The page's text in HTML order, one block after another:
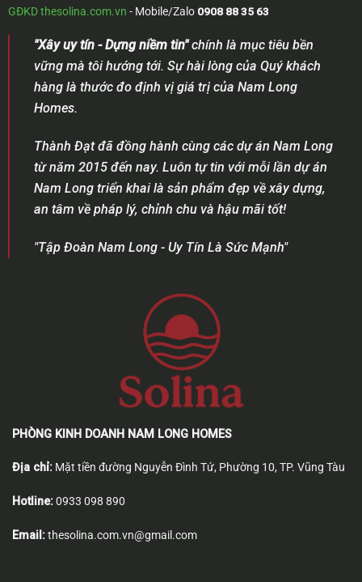
GĐKDthesolina.com.vn - Mobile/Zalo 0908 88 35 63
"Xây uy tín - Dựng niềm tin"chính là mục tiêu bền
vững mà tôi hướng tới. Sự hài lòng của Quý khách
hàng là thước đo định vị giá trị của Nam Long
Homes.
Thành Đạt đã đồng hành cùng các dự án Nam Long
từ năm 2015 đến nay. Luôn tự tin với mỗi lần dự án
Nam Long triển khai là sản phẩm đẹp về xây dựng,
an tâm về pháp lý, chỉnh chu và hậu mãi tốt!
"Tập Đoàn Nam Long - Uy Tín Là Sức Mạnh"
PHÒNG KINH DOANH NAM LONG HOMES
Địa chỉ: Mặt tiền đường Nguyễn Đình Tứ, Phường 10, TP. Vũng Tàu
Hotline:0933 098 890
Email:thesolina.com.vn@gmail.com